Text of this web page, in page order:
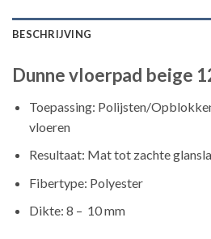
BESCHRIJVING
Dunne vloerpad beige
Toepassing: Polijsten/
vloeren
Resultaat: Mat tot zachte
Fibertype: Polyester
Dikte: 8 – 10 mm